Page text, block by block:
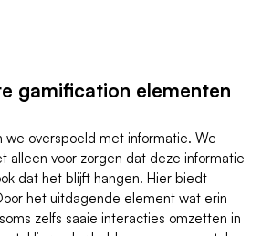
gamification elementen
we overspoeld met informatie. We
alleen voor zorgen dat deze informatie
dat het blijft hangen. Hier biedt
het uitdagende element wat erin
zelfs saaie interacties omzetten in